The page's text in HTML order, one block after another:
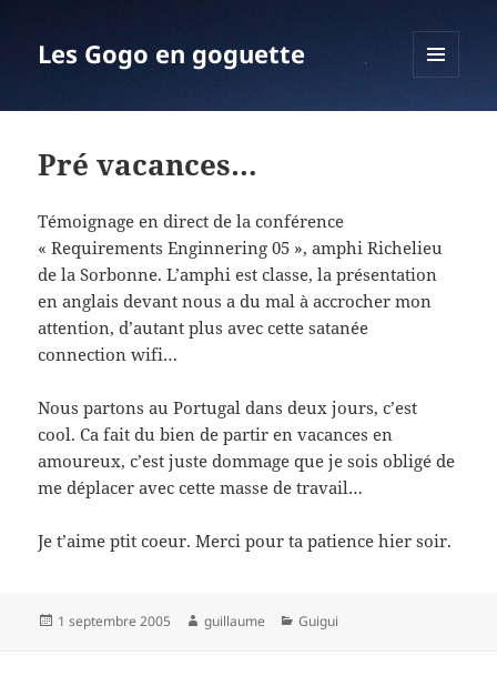
Les Gogo en goguette
Pré vacances…
Témoignage en direct de la conférence
« Requirements Enginnering 05 », amphi Richelieu
de la Sorbonne. L’amphi est classe, la présentation
en anglais devant nous a du mal à accrocher mon
attention, d’autant plus avec cette satanée
connection wifi…
Nous partons au Portugal dans deux jours, c’est
cool. Ca fait du bien de partir en vacances en
amoureux, c’est juste dommage que je sois obligé de
me déplacer avec cette masse de travail…
Je t’aime ptit coeur. Merci pour ta patience hier soir.
Publié
1 septembre 2005 Auteur
guillaume Catégories
Guigui